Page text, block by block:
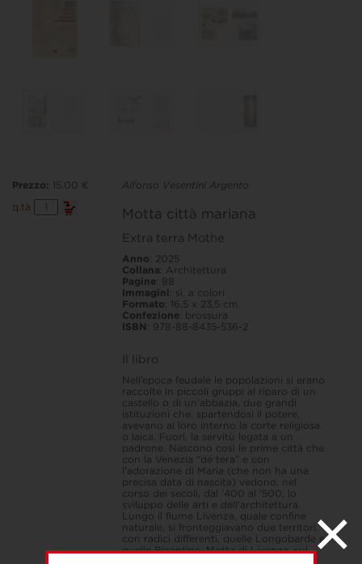
Alfonso Vesentini Argento
Motta città mariana
Extra terra Mothe
Anno: 2025
Collana: Architettura
Pagine: 88
Immagini: sì, a colori
Formato: 16,5 x 23,5 cm
Confezione: brossura
ISBN : 978-88-8435-536-2
Il libro
Nell’epoca feudale le popolazioni si erano
raccolte in piccoli gruppi al riparo di un
castello o di un’abbazia, due grandi
istituzioni che, spartendosi il potere,
avevano al loro interno la corte religiosa
o laica. Fuori, la servitù legata a un
padrone. Nascono così le prime città che
con la Venezia “de tera” e con
l’adorazione di Maria (che non ha una
precisa data di nascita) vedono, nel
corso dei secoli, dal ’400 al ’500, lo
sviluppo delle arti e dell’architettura.
Lungo il fiume Livenza, quale confine
naturale, si fronteggiavano due territori
con radici differenti, quelle Longobarde e
quelle Bizantine. Motta di Livenza, sul
Prezzo: 15.00 €
q.tà
Motta
città